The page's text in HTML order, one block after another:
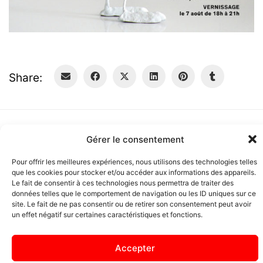
Gérer le consentement
Pour offrir les meilleures expériences, nous utilisons des technologies telles
que les cookies pour stocker et/ou accéder aux informations des appareils.
Le fait de consentir à ces technologies nous permettra de traiter des
données telles que le comportement de navigation ou les ID uniques sur ce
site. Le fait de ne pas consentir ou de retirer son consentement peut avoir
un effet négatif sur certaines caractéristiques et fonctions.
Accepter
Share:
Copyright Pascal Pistacio 2026 I
Mentions légalesIPlan du site